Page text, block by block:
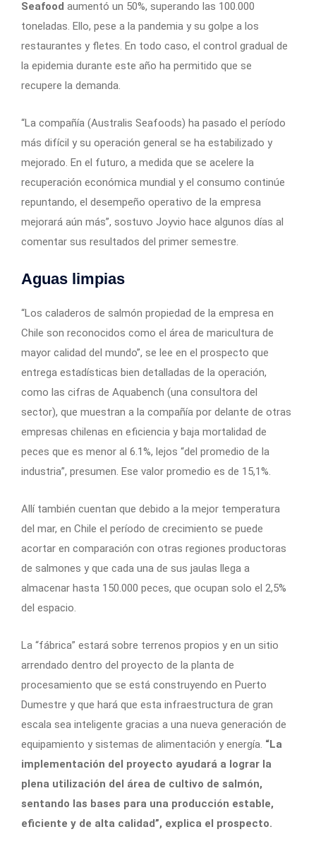
Seafood aumentó un 50%, superando las 100.000
toneladas. Ello, pese a la pandemia y su golpe a los
restaurantes y fletes. En todo caso, el control gradual de
la epidemia durante este año ha permitido que se
recupere la demanda.
“La compañía (Australis Seafoods) ha pasado el período
más difícil y su operación general se ha estabilizado y
mejorado. En el futuro, a medida que se acelere la
recuperación económica mundial y el consumo continúe
repuntando, el desempeño operativo de la empresa
mejorará aún más”, sostuvo Joyvio hace algunos días al
comentar sus resultados del primer semestre.
Aguas limpias
“Los caladeros de salmón propiedad de la empresa en
Chile son reconocidos como el área de maricultura de
mayor calidad del mundo”, se lee en el prospecto que
entrega estadísticas bien detalladas de la operación,
como las cifras de Aquabench (una consultora del
sector), que muestran a la compañía por delante de otras
empresas chilenas en eficiencia y baja mortalidad de
peces que es menor al 6.1%, lejos “del promedio de la
industria”, presumen. Ese valor promedio es de 15,1%.
Allí también cuentan que debido a la mejor temperatura
del mar, en Chile el período de crecimiento se puede
acortar en comparación con otras regiones productoras
de salmones y que cada una de sus jaulas llega a
almacenar hasta 150.000 peces, que ocupan solo el 2,5%
del espacio.
La “fábrica” estará sobre terrenos propios y en un sitio
arrendado dentro del proyecto de la planta de
procesamiento que se está construyendo en Puerto
Dumestre y que hará que esta infraestructura de gran
escala sea inteligente gracias a una nueva generación de
equipamiento y sistemas de alimentación y energía. “La
implementación del proyecto ayudará a lograr la
plena utilización del área de cultivo de salmón,
sentando las bases para una producción estable,
eficiente y de alta calidad”, explica el prospecto.